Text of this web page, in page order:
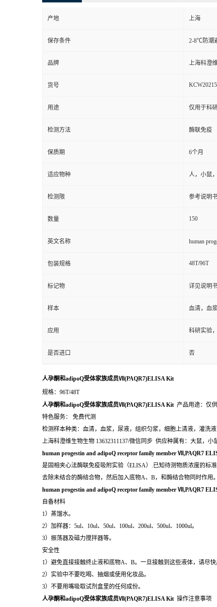
产地 上海
保存条件 2-8℃防潮
品牌 上海科澄
货号 KCW20215
用途 仅用于科
检测方法 酶联免疫
保质期 6个月
适应物种 人，小鼠
检测限 参考说明
数量 150
英文名称 human
包装规格 48T/96T
标记物 详见说明
样本 血清，血
应用 科研实验
是否进口 否
人孕酮和adipoQ受体家族成员Ⅶ(PAQR7)ELISA Kit
规格：96T/48T
人孕酮和adipoQ受体家族成员Ⅶ(PAQR7)ELISA Kit 产品用途：仅
特色服务： 免费代测
检测样本种类：血清，血浆，尿液，组织匀浆，细胞上清液，灌洗
上海科澄维生物生物 13632311137/微信同步 供应种属有：大鼠，
human progestin and adipoQ receptor family member Ⅶ,PAQR7
是固相夹心法酶联免疫吸附实验（ELISA）.已知待测物质浓度的标
去除未结合的酶结合物，然后加入底物A、B，和酶结合物同时作
human progestin and adipoQ receptor family member Ⅶ,PAQR7
自备材料
1）蒸馏水。
2）加样器：5ul、10ul、50ul、100ul、200ul、500ul、1000ul。
3）振荡器及磁力搅拌器等。
安全性
1）避免直接接触终止液和底物A、B。一旦接触到这些液体，请尽
2）实验中不要吃喝、抽烟或使用化妆品。
3）不要用嘴吸取试剂盒里的任何成份。
人孕酮和adipoQ受体家族成员Ⅶ(PAQR7)ELISA Kit 操作注意事项